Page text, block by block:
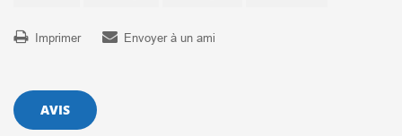
Imprimer Envoyer à un ami
AVIS